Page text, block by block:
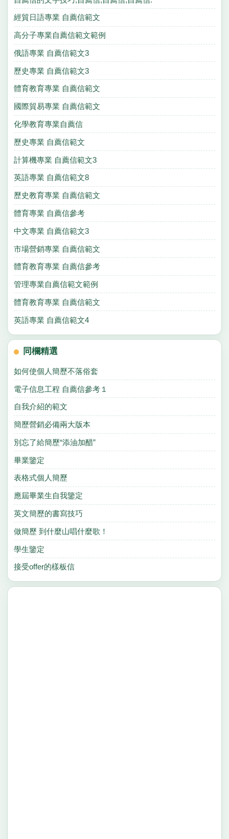
經貿日語專業 自薦信範文
高分子專業自薦信範文範例
俄語專業 自薦信範文3
歷史專業 自薦信範文3
體育教育專業 自薦信範文
國際貿易專業 自薦信範文
化學教育專業自薦信
歷史專業 自薦信範文
計算機專業 自薦信範文3
英語專業 自薦信範文8
歷史教育專業 自薦信範文
體育專業 自薦信參考
中文專業 自薦信範文3
市場營銷專業 自薦信範文
體育教育專業 自薦信參考
管理專業自薦信範文範例
體育教育專業 自薦信範文
英語專業 自薦信範文4
同欄精選
如何使個人簡歷不落俗套
電子信息工程 自薦信參考１
自我介紹的範文
簡歷營銷必備兩大版本
別忘了給簡歷“添油加醋”
畢業鑒定
表格式個人簡歷
應屆畢業生自我鑒定
英文簡歷的書寫技巧
做簡歷 到什麼山唱什麼歌！
學生鑒定
接受offer的樣板信